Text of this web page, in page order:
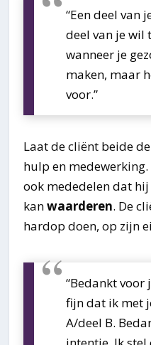
“Een deel van
deel van je wil
wanneer je
maken, maar
voor.”
Laat de cliënt beide
hulp en
ook mededelen dat
kanwaarderen. De
hardop doen, op zijn
“Bedankt voor
fijn dat ik met
A/deel B.